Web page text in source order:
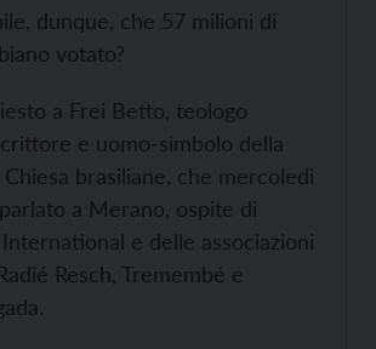
dunque, che 57 milioni di
votato?
a Frei Betto, teologo
e uomo-simbolo della
brasiliane, che mercoledì
a Merano, ospite di
e delle associazioni
Resch, Tremembé e